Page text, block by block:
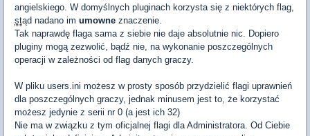
angielskiego. W domyślnych pluginach korzysta się z niektórych flag,
stąd nadano im umowne znaczenie.
Tak naprawdę flaga sama z siebie nie daje absolutnie nic. Dopiero
pluginy mogą zezwolić, bądź nie, na wykonanie poszczególnych
operacji w zależności od flag danych graczy.
W pliku users.ini możesz w prosty sposób przydzielić flagi uprawnień
dla poszczególnych graczy, jednak minusem jest to, że korzystać
możesz jedynie z serii nr 0 (a jest ich 32)
Nie ma w związku z tym oficjalnej flagi dla Administratora. Od Ciebie